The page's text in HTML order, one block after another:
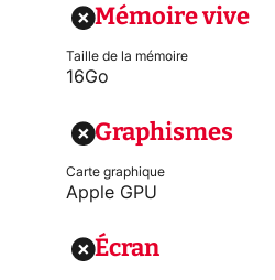
Mémoire vive
Taille de la mémoire
16Go
Graphismes
Carte graphique
Apple GPU
Écran